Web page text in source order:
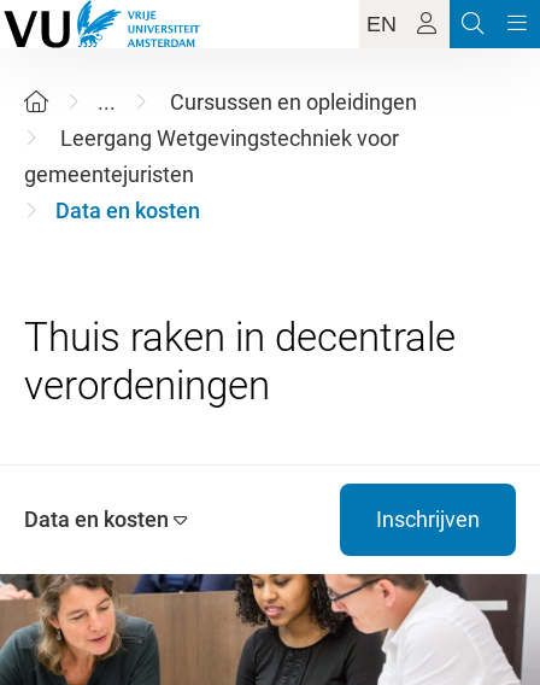
EN
...
Cursussen en opleidingen
Leergang Wetgevingstechniek voor
gemeentejuristen
Data en kosten
Thuis raken in decentrale
Data en kosten Inschrijven